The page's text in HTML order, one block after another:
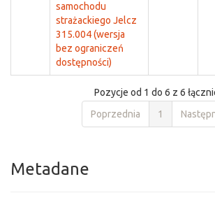
samochodu
strażackiego Jelcz
315.004 (wersja
bez ograniczeń
dostępności)
Pozycje od 1 do 6 z 6
Poprzednia
1
Metadane